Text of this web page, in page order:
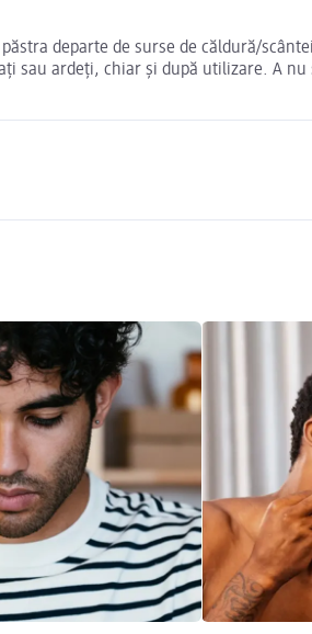
departe de surse de căldură/
sau ardeţi, chiar şi după utilizare. A